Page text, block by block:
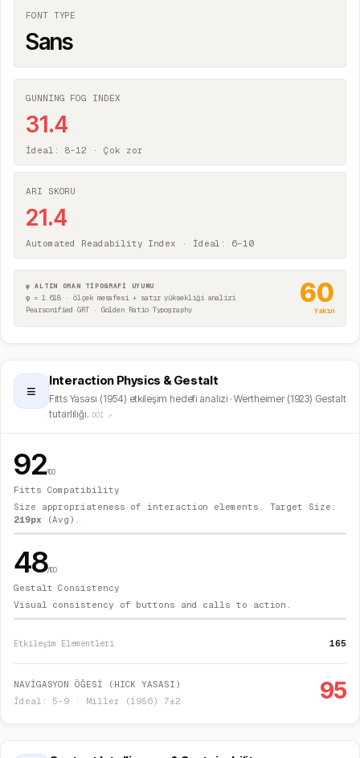
FONT TYPE
Sans
GUNNING FOG INDEX
31.4
İdeal: 8–12 · Çok zor
ARI SKORU
21.4
Automated Readability Index · İdeal: 6–10
φ ALTIN ORAN TİPOGRAFİ UYUMU
φ = 1.618 · ölçek mesafesi + satır yüksekliği analizi
Pearsonified GRT · Golden Ratio Typography
60
Yakın
≡
Interaction Physics & Gestalt
Fitts Yasası (1954) etkileşim hedefi analizi · Wertheimer (1923) Gestalt
tutarlılığı. DOI ↗
92/100
Fitts Compatibility
Size appropriateness of interaction elements. Target Size:
219px (Avg).
48/100
Gestalt Consistency
Visual consistency of buttons and calls to action.
Etkileşim Elementleri 165
NAVİGASYON ÖĞESİ (HICK YASASI)
İdeal: 5–9 · Miller (1956) 7±2
95